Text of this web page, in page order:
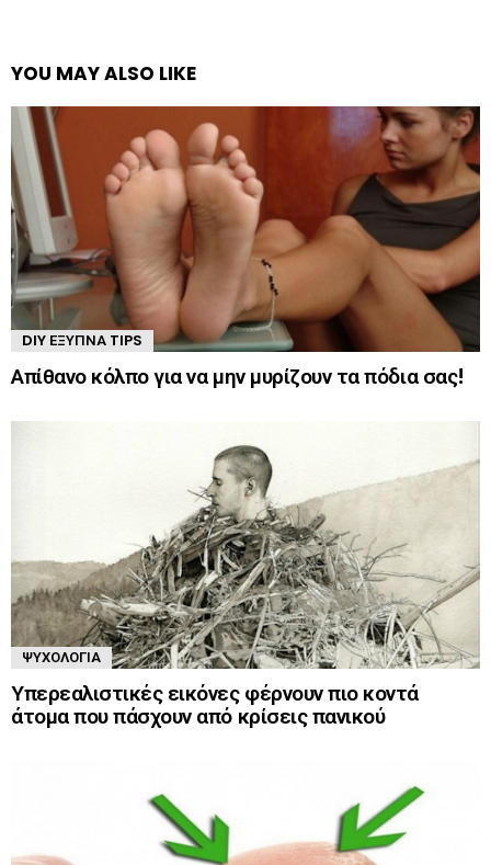
YOU MAY ALSO LIKE
DIY ΈΞΥΠΝΑ TIPS
Απίθανο κόλπο για να μην μυρίζουν τα πόδια σας!
ΨΥΧΟΛΟΓΊΑ
Υπερεαλιστικές εικόνες φέρνουν πιο κοντά
άτομα που πάσχουν από κρίσεις πανικού